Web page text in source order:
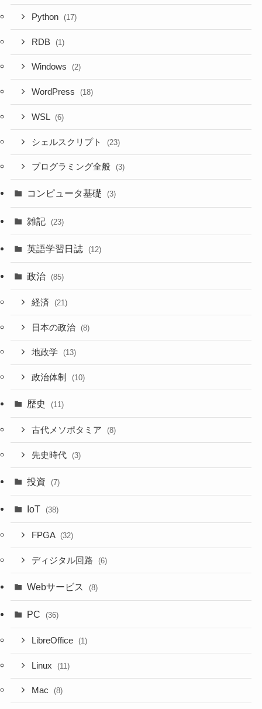
Python (17)
RDB (1)
Windows (2)
WordPress (18)
WSL (6)
シェルスクリプト (23)
プログラミング全般 (3)
コンピュータ基礎 (3)
雑記 (23)
英語学習日誌 (12)
政治 (85)
経済 (21)
日本の政治 (8)
地政学 (13)
政治体制 (10)
歴史 (11)
古代メソポタミア (8)
先史時代 (3)
投資 (7)
IoT (38)
FPGA (32)
ディジタル回路 (6)
Webサービス (8)
PC (36)
LibreOffice (1)
Linux (11)
Mac (8)